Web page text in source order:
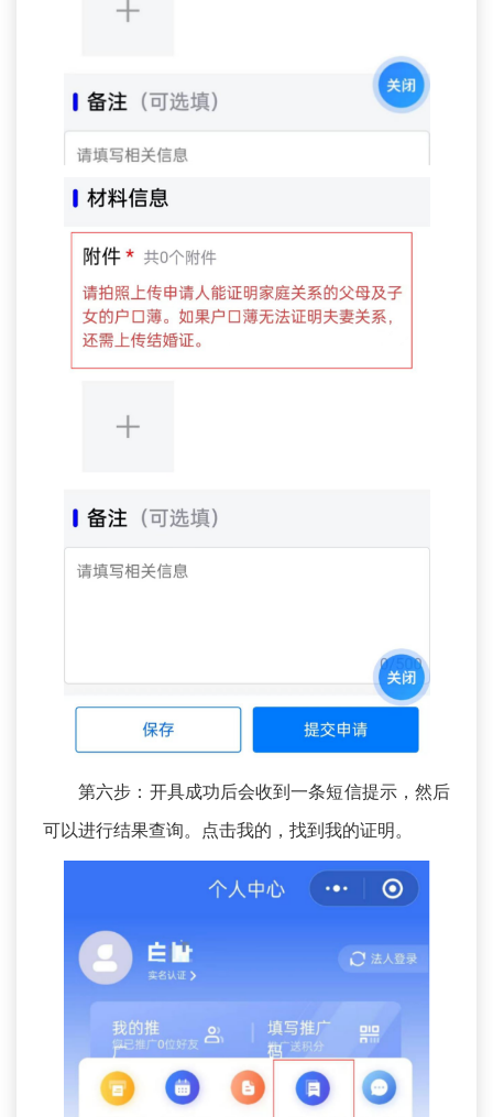
第六步：开具成功后会收到一条短信提示，然后
可以进行结果查询。点击我的，找到我的证明。